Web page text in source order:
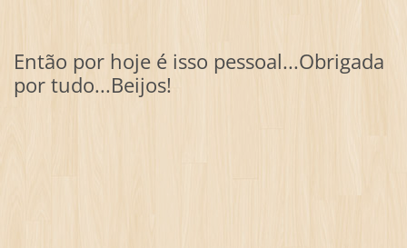
Então por hoje é isso pessoal...Obrigada
por tudo...Beijos!